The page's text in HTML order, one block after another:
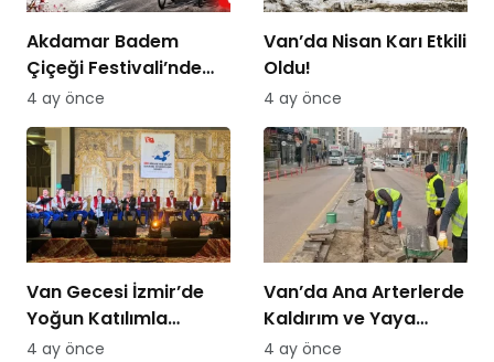
Akdamar Badem
Çiçeği Festivali’nde
Bisiklet Turu Heyecanı
4 ay önce
Van’da Nisan Karı Etkili
Oldu!
4 ay önce
Van Gecesi İzmir’de
Yoğun Katılımla
Düzenlendi
4 ay önce
Van’da Ana Arterlerde
Kaldırım ve Yaya
Yolları Yenileniyor
4 ay önce